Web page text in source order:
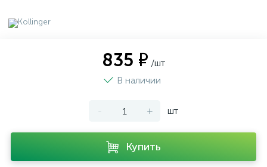
835 ₽ /шт
В наличии
- + шт
Купить